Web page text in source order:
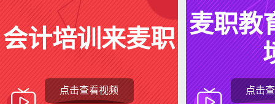
会计培训来麦职
点击查看视频
麦职教
点击